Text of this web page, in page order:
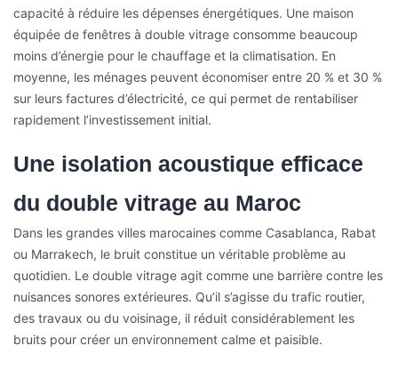
capacité à réduire les dépenses énergétiques. Une maison
équipée de fenêtres à double vitrage consomme beaucoup
moins d’énergie pour le chauffage et la climatisation. En
moyenne, les ménages peuvent économiser entre 20 % et 30 %
sur leurs factures d’électricité, ce qui permet de rentabiliser
rapidement l’investissement initial.
Une isolation acoustique efficace
du double vitrage au Maroc
Dans les grandes villes marocaines comme Casablanca, Rabat
ou Marrakech, le bruit constitue un véritable problème au
quotidien. Le double vitrage agit comme une barrière contre les
nuisances sonores extérieures. Qu’il s’agisse du trafic routier,
des travaux ou du voisinage, il réduit considérablement les
bruits pour créer un environnement calme et paisible.